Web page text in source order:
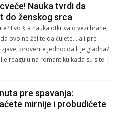
Nauka tvrdi da
do ženskog srca
Evo šta nauka otkriva o vezi hrane,
ovo ne želite da čujete… ali pre
proverite jedno: da li je gladna?
reaguju na romantiku kada su site. I
pre spavanja:
mirnije i probudićete